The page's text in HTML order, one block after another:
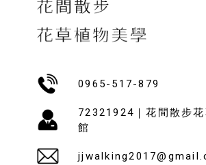
0965-517-879
72321924｜花間散步
館